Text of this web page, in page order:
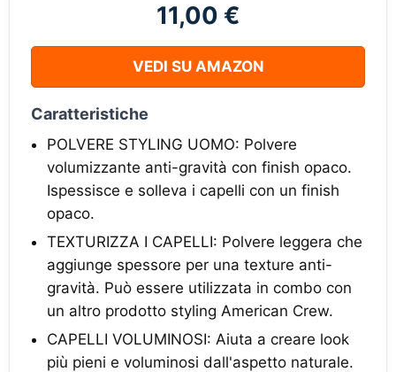
11,00 €
VEDI SU AMAZON
Caratteristiche
POLVERE STYLING UOMO: Polvere
volumizzante anti-gravità con finish opaco.
Ispessisce e solleva i capelli con un finish
opaco.
TEXTURIZZA I CAPELLI: Polvere leggera che
aggiunge spessore per una texture anti-
gravità. Può essere utilizzata in combo con
un altro prodotto styling American Crew.
CAPELLI VOLUMINOSI: Aiuta a creare look
più pieni e voluminosi dall'aspetto naturale.